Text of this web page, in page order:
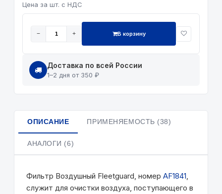
Цена за шт. с НДС
− + В корзину
Доставка по всей России
1–2 дня от 350 ₽
ОПИСАНИЕ ПРИМЕНЯЕМОСТЬ (38)
АНАЛОГИ (6)
Фильтр Воздушный Fleetguard, номер AF1841,
служит для очистки воздуха, поступающего в